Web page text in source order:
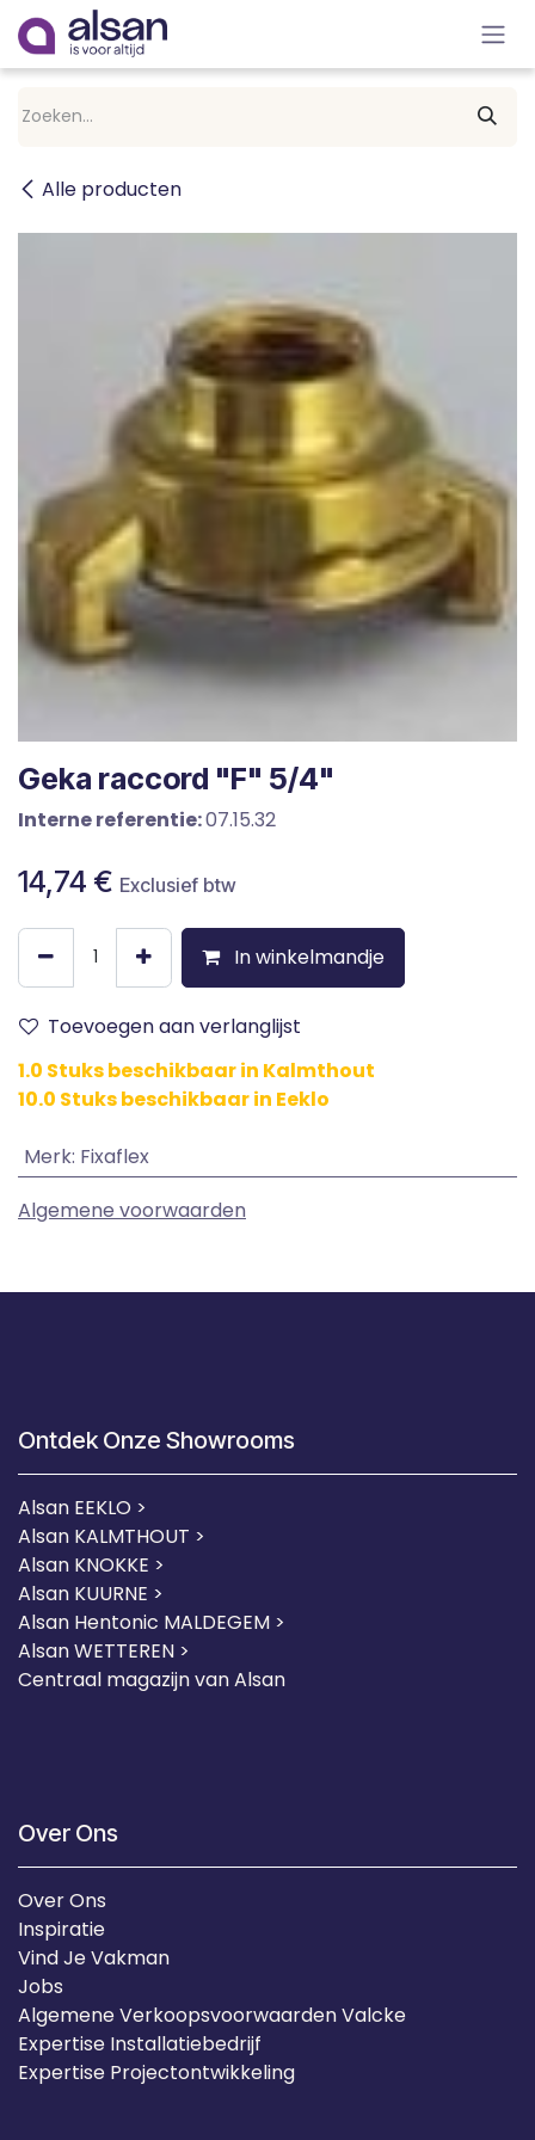
Overslaan naar inhoud
Alle producten
Geka raccord "F" 5/4"
Interne referentie:07.15.32
14,74 € Exclusief btw
In winkelmandje
Toevoegen aan verlanglijst
1.0 Stuks beschikbaar in Kalmthout
10.0 Stuks beschikbaar in Eeklo
Merk: Fixaflex
Algemene voorwaarden
Ontdek Onze Showrooms
Alsan EEKLO >
Alsan KALMTHOUT >
Alsan KNOKKE >
Alsan KUURNE >
Alsan Hentonic MALDEGEM >
Alsan WETTEREN >
Centraal magazijn van Alsan
Over Ons
Over Ons
Inspiratie
Vind Je Vakman
Jobs
Algemene Verkoopsvoorwaarden Valcke
Expertise Installatiebedrijf
Expertise Projectontwikkeling